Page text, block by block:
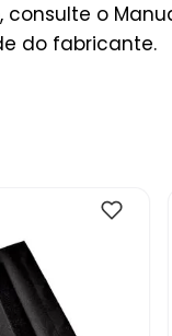
o
do fabricante.